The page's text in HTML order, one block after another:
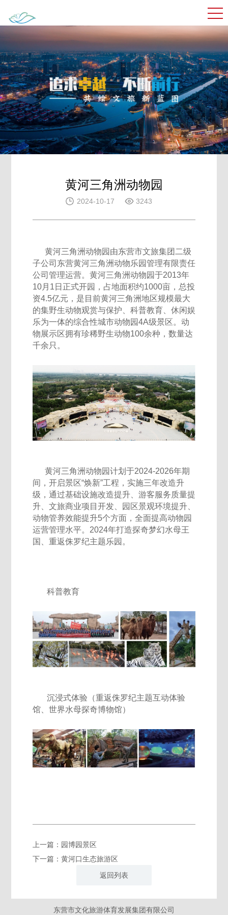
黄河三角洲动物园
2024-10-17 3243
黄河三角洲动物园由东营市文旅集团二级
子公司东营黄河三角洲动物乐园管理有限责任
公司管理运营。黄河三角洲动物园于2013年
10月1日正式开园，占地面积约1000亩，总投
资4.5亿元，是目前黄河三角洲地区规模最大
的集野生动物观赏与保护、科普教育、休闲娱
乐为一体的综合性城市动物园4A级景区。动
物展示区拥有珍稀野生动物100余种，数量达
千余只。
黄河三角洲动物园计划于2024-2026年期
间，开启景区“焕新”工程，实施三年改造升
级，通过基础设施改造提升、游客服务质量提
升、文旅商业项目开发、园区景观环境提升、
动物管养效能提升5个方面，全面提高动物园
运营管理水平。2024年打造探奇梦幻水母王
国、重返侏罗纪主题乐园。
科普教育
沉浸式体验（重返侏罗纪主题互动体验
馆、世界水母探奇博物馆）
上一篇：园博园景区
下一篇：黄河口生态旅游区
返回列表
东营市文化旅游体育发展集团有限公司